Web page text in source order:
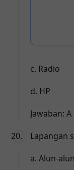
c. Radio
d. HP
Jawaban: A
Lapangan
a. Alun-alun